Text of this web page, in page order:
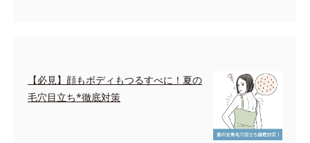
【必見】顔もボディもつるすべに！夏の
毛穴目立ち*徹底対策